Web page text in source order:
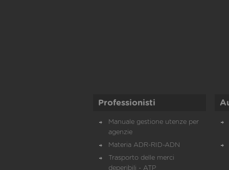
Professionisti
Manuale gestione utenze per
agenzie
Materia ADR-RID-ADN
Trasporto delle merci
deperibili - ATP